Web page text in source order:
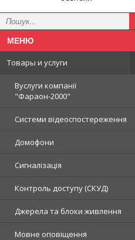
Товары и услуги
Вуслуги компанії
"Фараон-2000"
Системи відеоспостереження
Домофони
Сигналізація
Контроль доступу (СКУД)
Джерела та блоки живлення
Мовне оповіщення